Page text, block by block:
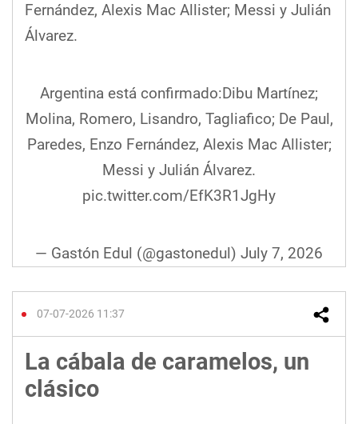
Fernández, Alexis Mac Allister; Messi y Julián
Álvarez.
Argentina está confirmado:Dibu Martínez;
Molina, Romero, Lisandro, Tagliafico; De Paul,
Paredes, Enzo Fernández, Alexis Mac Allister;
Messi y Julián Álvarez.
pic.twitter.com/EfK3R1JgHy
— Gastón Edul (@gastonedul) July 7, 2026
07-07-2026 11:37
La cábala de caramelos, un
clásico